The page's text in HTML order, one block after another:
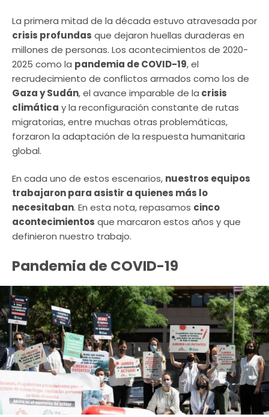
La primera mitad de la década estuvo atravesada por
crisis profundas que dejaron huellas duraderas en
millones de personas. Los acontecimientos de 2020-
2025 como la pandemia de COVID-19, el
recrudecimiento de conflictos armados como los de
Gaza y Sudán, el avance imparable de la crisis
climática y la reconfiguración constante de rutas
migratorias, entre muchas otras problemáticas,
forzaron la adaptación de la respuesta humanitaria
global.
En cada uno de estos escenarios, nuestros equipos
trabajaron para asistir a quienes más lo
necesitaban. En esta nota, repasamos cinco
acontecimientos que marcaron estos años y que
definieron nuestro trabajo.
Pandemia de COVID-19